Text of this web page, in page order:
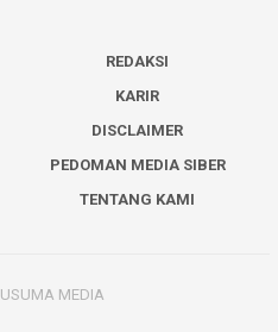
REDAKSI
KARIR
DISCLAIMER
PEDOMAN MEDIA SIBER
TENTANG KAMI
MEDIA